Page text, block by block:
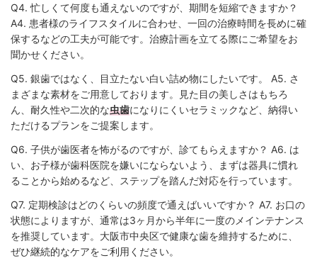
Q4. 忙しくて何度も通えないのですが、期間を短縮できますか？
A4. 患者様のライフスタイルに合わせ、一回の治療時間を長めに確
保するなどの工夫が可能です。治療計画を立てる際にご希望をお
聞かせください。
Q5. 銀歯ではなく、目立たない白い詰め物にしたいです。 A5. さ
まざまな素材をご用意しております。見た目の美しさはもちろ
ん、耐久性や二次的な虫歯になりにくいセラミックなど、納得い
ただけるプランをご提案します。
Q6. 子供が歯医者を怖がるのですが、診てもらえますか？ A6. は
い、お子様が歯科医院を嫌いにならないよう、まずは器具に慣れ
ることから始めるなど、ステップを踏んだ対応を行っています。
Q7. 定期検診はどのくらいの頻度で通えばいいですか？ A7. お口の
状態によりますが、通常は3ヶ月から半年に一度のメインテナンス
を推奨しています。大阪市中央区で健康な歯を維持するために、
ぜひ継続的なケアをご利用ください。